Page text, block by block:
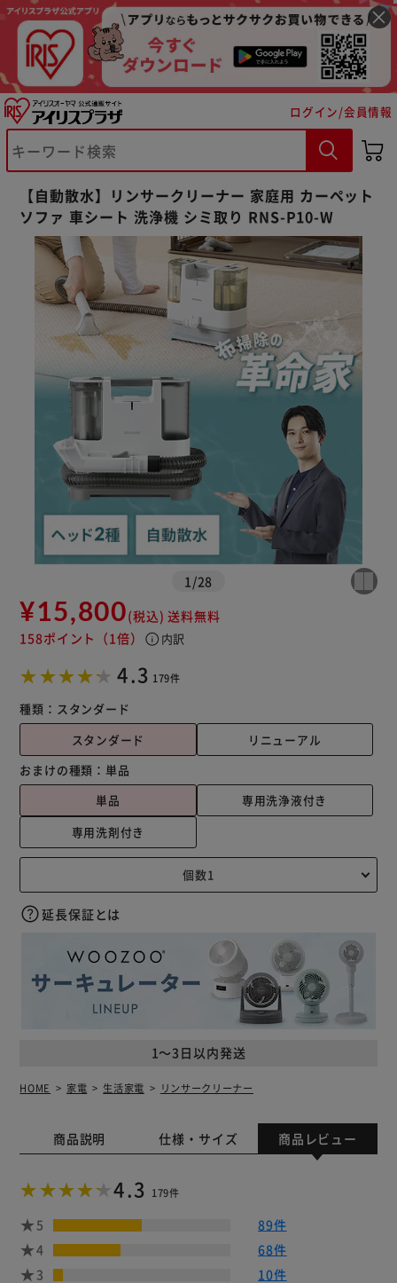
ログイン/会員情報
【自動散水】リンサークリーナー 家庭用 カーペット
ソファ 車シート 洗浄機 シミ取り RNS-P10-W
1 /28
¥15,800(税込) 送料無料
158ポイント （1倍） info 内訳
4.3 179件
種類： スタンダード
スタンダード
リニューアル
おまけの種類： 単品
単品
専用洗浄液付き
専用洗剤付き
1～3日以内発送
延長保証とは
HOME 家電 生活家電 リンサークリーナー
商品説明 仕様・サイズ 商品レビュー
4.3 179件
5
89件
4
68件
3
10件
※ご確認ください
カートに入れる